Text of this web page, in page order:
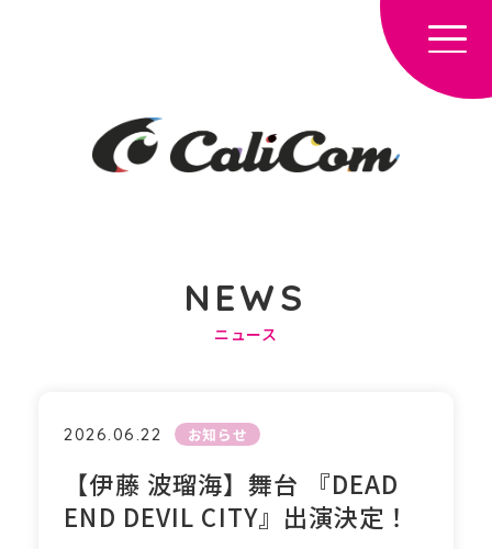
POLICY CONTACT
NEWS
ニュース
2026.06.22 お知らせ
【伊藤 波瑠海】舞台 『DEAD
END DEVIL CITY』出演決定！